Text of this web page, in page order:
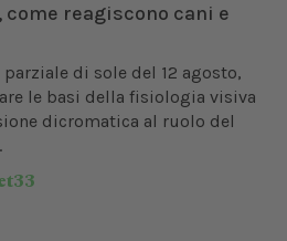
come reagiscono cani e
di sole del 12 agosto,
le basi della fisiologia visiva
dicromatica al ruolo del